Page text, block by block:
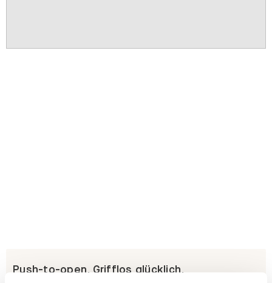
Push-to-open. Grifflos glücklich.